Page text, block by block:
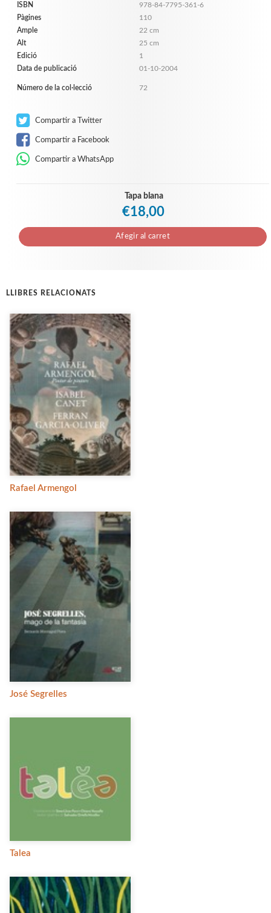
ISBN
978-84-7795-361-6
Pàgines
110
Ample
22 cm
Alt
25 cm
Edició
1
Data de publicació
01-10-2004
Número de la col·lecció 72
Compartir a Twitter
Compartir a Facebook
Compartir a WhatsApp
Tapa blana
€18,00
Afegir al carret
LLIBRES RELACIONATS
Rafael Armengol
José Segrelles
Talea